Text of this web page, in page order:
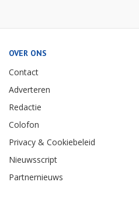
OVER ONS
Contact
Adverteren
Redactie
Colofon
Privacy & Cookiebeleid
Nieuwsscript
Partnernieuws